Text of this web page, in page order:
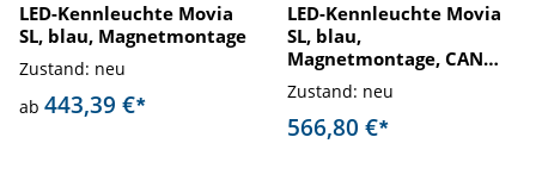
LED-Kennleuchte Movia
SL, blau, Magnetmontage
Zustand: neu
ab 443,39 €*
LED-Kennleuchte Movia
SL, blau,
Magnetmontage, CAN
447
Zustand: neu
566,80 €*